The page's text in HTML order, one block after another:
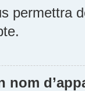
permettra
nom